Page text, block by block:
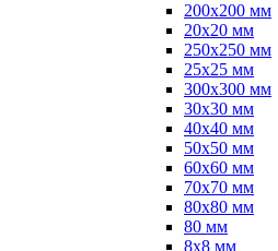
200х200 мм
20х20 мм
250х250 мм
25х25 мм
300х300 мм
30х30 мм
40х40 мм
50х50 мм
60х60 мм
70х70 мм
80х80 мм
80 мм
8х8 мм